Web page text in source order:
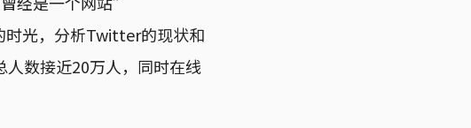
光，分析Twitter的现状和
数接近20万人，同时在线